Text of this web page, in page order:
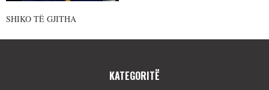
SHIKO TË GJITHA
KATEGORITË